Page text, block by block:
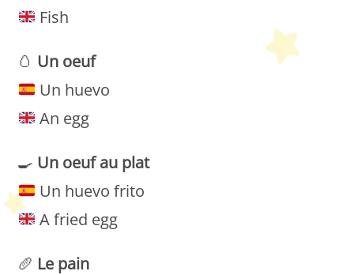
Fish
🥚 Un oeuf
Un huevo
An egg
🍳 Un oeuf au plat
Un huevo frito
A fried egg
🥖 Le pain